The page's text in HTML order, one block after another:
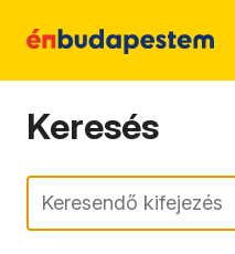
Keresés
Keresés